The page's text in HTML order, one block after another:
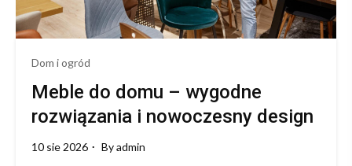
Dom i ogród
Meble do domu – wygodne
rozwiązania i nowoczesny design
10 sie 2026 Byadmin